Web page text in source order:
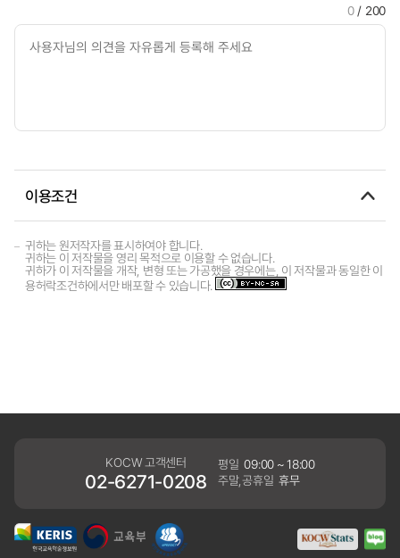
0/ 200
이용조건
귀하는 원저작자를 표시하여야 합니다.
귀하는 이 저작물을 영리 목적으로 이용할 수 없습니다.
귀하가 이 저작물을 개작, 변형 또는 가공했을 경우에는, 이 저작물과 동일한 이
용허락조건하에서만 배포할 수 있습니다.
KOCW 고객센터
02-6271-0208
평일 09:00 ~ 18:00
주말,공휴일 휴무